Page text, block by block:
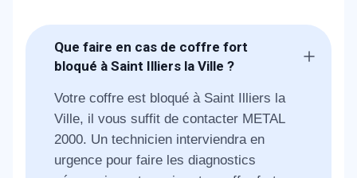
Que faire en cas de coffre fort
bloqué à Saint Illiers la Ville ?
Votre coffre est bloqué à Saint Illiers la
Ville, il vous suffit de contacter METAL
2000. Un technicien interviendra en
urgence pour faire les diagnostics